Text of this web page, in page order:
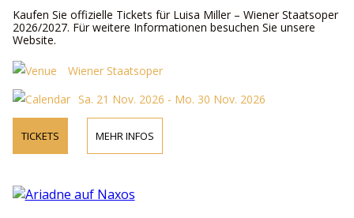
Kaufen Sie offizielle Tickets für Luisa Miller – Wiener Staatsoper
2026/2027. Für weitere Informationen besuchen Sie unsere
Website.
Wiener Staatsoper
Sa. 21 Nov. 2026 - Mo. 30 Nov. 2026
TICKETS MEHR INFOS